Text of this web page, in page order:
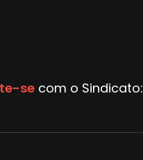
se com o Sindicato: